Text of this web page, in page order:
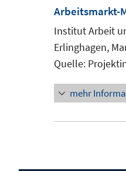
Arbeitsmarkt-
Institut Arbeit
Erlinghagen,
Quelle:
mehr